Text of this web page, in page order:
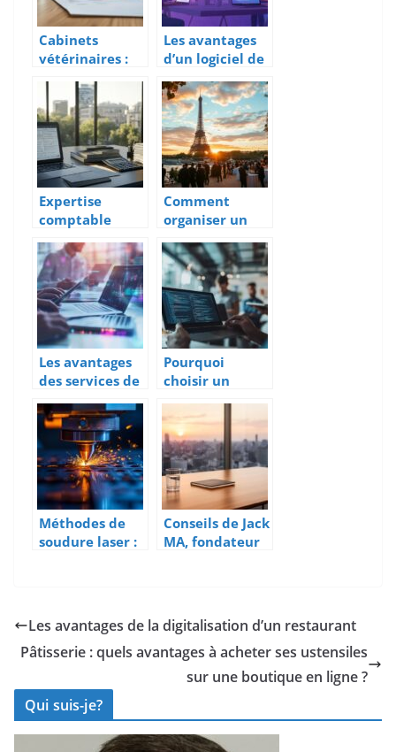
d’approvisionn
ement
logistique
Cabinets
vétérinaires :
les clés d’une
association
réussie entre
structures
Les avantages
d’un logiciel de
gestion
commerciale
gratuit pour les
petites
entreprises
Expertise
comptable
digitale a
Dieppe : le
comparatif des
meilleurs
cabinets
Comment
organiser un
anniversaire
d’entreprise
mémorable à
Paris
Les avantages
des services de
comptabilité
en ligne pour
les entreprises
Pourquoi
choisir un
développemen
t logiciel sur
mesure
Méthodes de
soudure laser :
Conseils de Jack
MA, fondateur
différemment
pour
transformer
votre
Les avantages de la digitalisation d’un restaurant
Pâtisserie : quels avantages à acheter ses ustensiles
sur une boutique en ligne ?
Qui suis-je?